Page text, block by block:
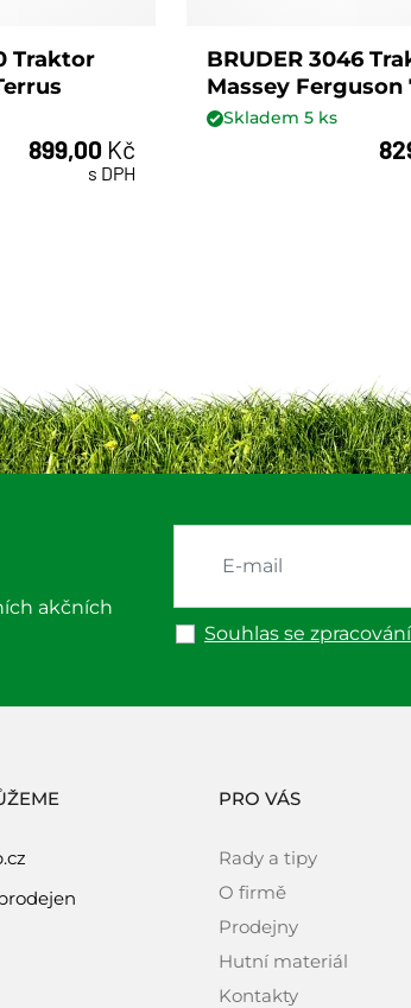
Traktor
899,00 Kč
s DPH
BRUDER 3046
Massey Ferguson
Skladem5 ks
akčních
Souhlas se
PRO VÁS
Rady a tipy
O firmě
Prodejny
Hutní materiál
Kontakty